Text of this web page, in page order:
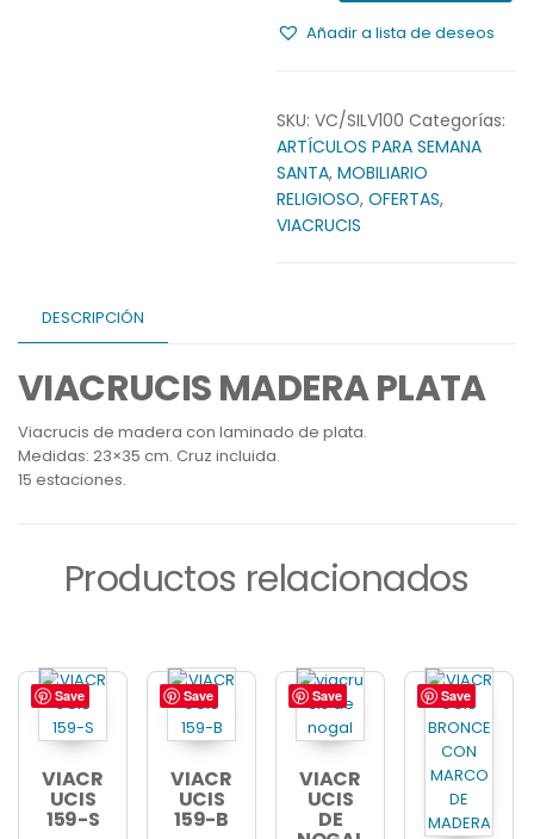
cantidad
Añadir a lista de deseos
SKU:VC/SILV100 Categorías:
ARTÍCULOS PARA SEMANA
SANTA,MOBILIARIO
RELIGIOSO,OFERTAS,
VIACRUCIS
DESCRIPCIÓN
VIACRUCIS MADERA PLATA
Viacrucis de madera con laminado de plata.
Medidas: 23×35 cm. Cruz incluida.
15 estaciones.
Productos relacionados
Save
VIACR
UCIS
159-S
Este
producto
tiene
múltiples
variantes.
Las
Save
VIACR
UCIS
159-B
Este
producto
tiene
múltiples
variantes.
Las
Save
VIACR
UCIS
DE
Save